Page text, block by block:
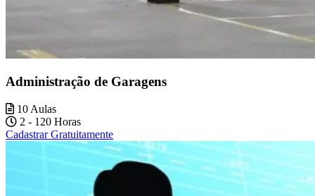
Administração de Garagens
10 Aulas
2 - 120 Horas
Cadastrar Gratuitamente